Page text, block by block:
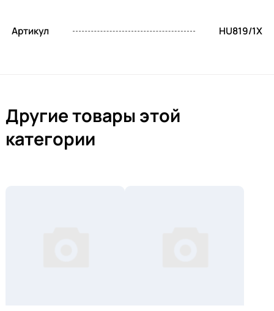
Артикул HU819/1X
Другие товары этой
категории